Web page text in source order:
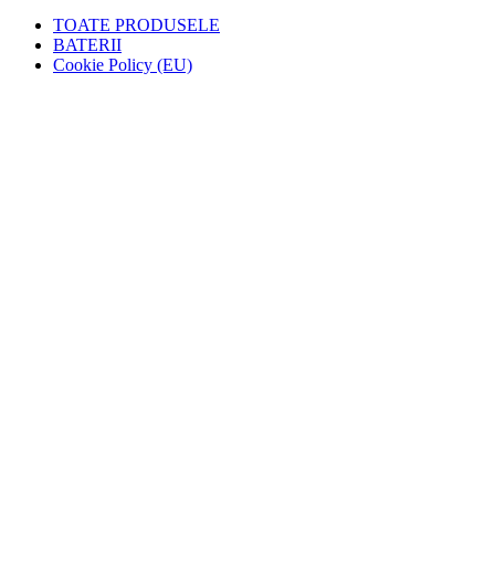
TOATE PRODUSELE
BATERII
Cookie Policy (EU)